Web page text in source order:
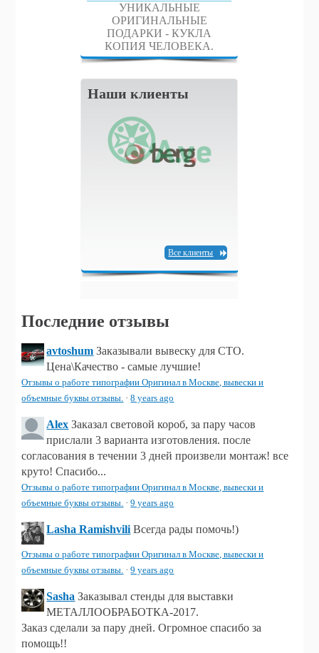
УНИКАЛЬНЫЕ
ОРИГИНАЛЬНЫЕ
ПОДАРКИ - КУКЛА
КОПИЯ ЧЕЛОВЕКА.
Наши клиенты
Все клиенты
Последние отзывы
avtoshum Заказывали вывеску для СТО.
Цена\Качество - самые лучшие!
Отзывы о работе типографии Оригинал в Москве, вывески и
объемные буквы отзывы. ·8 years ago
Alex Заказал световой короб, за пару часов
прислали 3 варианта изготовления. после
согласования в течении 3 дней произвели монтаж! все
круто! Спасибо...
Отзывы о работе типографии Оригинал в Москве, вывески и
объемные буквы отзывы. ·9 years ago
Lasha Ramishvili Всегда рады помочь!)
Отзывы о работе типографии Оригинал в Москве, вывески и
объемные буквы отзывы. ·9 years ago
Sasha Заказывал стенды для выставки
МЕТАЛЛООБРАБОТКА-2017.
Заказ сделали за пару дней. Огромное спасибо за
помощь!!